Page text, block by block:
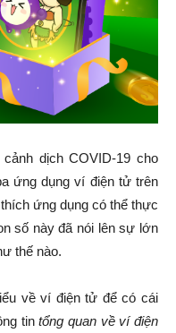
dịch COVID-19 cho
ứng dụng ví điện tử trên
ứng dụng có thể thực
số này đã nói lên sự lớn
thế nào.
về ví điện tử để có cái
tintổng quan về ví điện